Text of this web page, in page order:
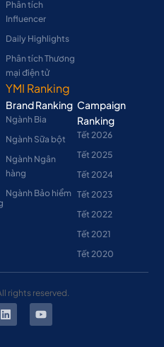
Phân tích
Influencer
Daily Highlights
Phân tích Thương
mại điện tử
YMI Ranking
Brand Ranking
Ngành Bia
Ngành Sữa bột
Ngành Ngân
hàng
Ngành Bảo hiểm
Campaign
Ranking
Tết 2026
Tết 2025
Tết 2024
Tết 2023
Tết 2022
Tết 2021
Tết 2020
rights reserved.